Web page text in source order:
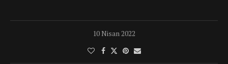
10 Nisan 2022